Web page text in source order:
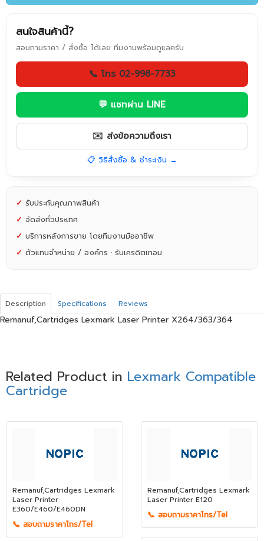
สนใจสินค้านี้?
สอบถามราคา / สั่งซื้อ ได้เลย ทีมงานพร้อมดูแลครับ
📞 โทร 02-998-7733
💬 แชทผ่าน LINE
✉️ ส่งข้อความถึงเรา
📋 วิธีสั่งซื้อ & ชำระเงิน →
✓ รับประกันคุณภาพสินค้า
✓ จัดส่งทั่วประเทศ
✓ บริการหลังการขาย โดยทีมงานมืออาชีพ
✓ ตัวแทนจำหน่าย / องค์กร · รับเครดิตเทอม
Description Specifications Reviews
Remanuf,Cartridges Lexmark Laser Printer X264/363/364
Related Product in Lexmark Compatible
Cartridge
Remanuf,Cartridges Lexmark
Laser Printer
E360/E460/E460DN
📞 สอบถามราคาโทร/Tel
Remanuf,Cartridges Lexmark
Laser Printer E120
📞 สอบถามราคาโทร/Tel